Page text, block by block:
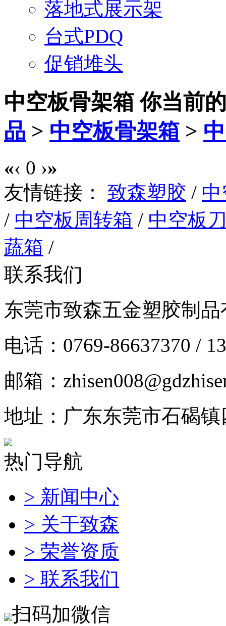
落地式展示架
台式PDQ
促销堆头
中空板骨架箱你当前
品 > 中空板骨架箱 >
«‹ 0 ›»
友情链接：
致森塑胶 /
/ 中空板周转箱 / 中空板
蔬箱 /
联系我们
东莞市致森五金塑胶制
电话：0769-86637370 /
邮箱：
地址：广东东莞市石碣
热门导航
> 新闻中心
> 关于致森
> 荣誉资质
> 联系我们
扫码加微信